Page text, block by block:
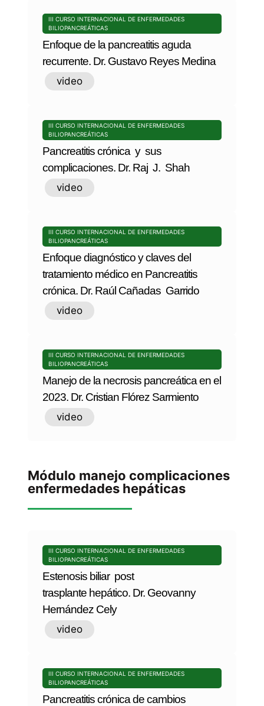
III CURSO INTERNACIONAL DE ENFERMEDADES
BILIOPANCREÁTICAS
Enfoque de la pancreatitis aguda
recurrente. Dr. Gustavo Reyes Medina
video
III CURSO INTERNACIONAL DE ENFERMEDADES
BILIOPANCREÁTICAS
Pancreatitis crónica y sus
complicaciones. Dr. Raj J. Shah
video
III CURSO INTERNACIONAL DE ENFERMEDADES
BILIOPANCREÁTICAS
Enfoque diagnóstico y claves del
tratamiento médico en Pancreatitis
crónica. Dr. Raúl Cañadas Garrido
video
III CURSO INTERNACIONAL DE ENFERMEDADES
BILIOPANCREÁTICAS
Manejo de la necrosis pancreática en el
2023. Dr. Cristian Flórez Sarmiento
video
Módulo manejo complicaciones
enfermedades hepáticas
III CURSO INTERNACIONAL DE ENFERMEDADES
BILIOPANCREÁTICAS
Estenosis biliar post
trasplante hepático. Dr. Geovanny
Hernández Cely
video
III CURSO INTERNACIONAL DE ENFERMEDADES
BILIOPANCREÁTICAS
Pancreatitis crónica de cambios